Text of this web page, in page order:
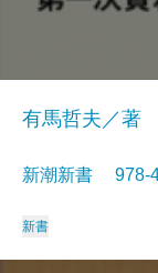
有馬哲夫／著
新潮新書 978-
新書